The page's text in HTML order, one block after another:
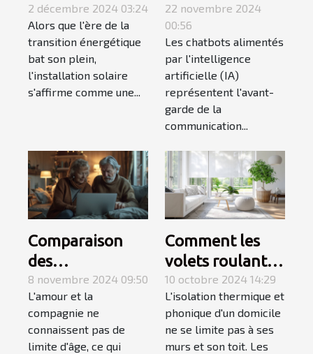
capacité d'une
installation
solaire selon vos
besoins
2 décembre 2024 03:24
Alors que l'ère de la
transition énergétique
bat son plein,
l'installation solaire
s'affirme comme une...
sur l'IA peuvent
révolutionner la
communication
numérique
22 novembre 2024
00:56
Les chatbots alimentés
par l'intelligence
artificielle (IA)
représentent l'avant-
garde de la
communication...
Comparaison
des
fonctionnalités
des plateformes
de rencontres
pour séniors
8 novembre 2024 09:50
L'amour et la
compagnie ne
connaissent pas de
limite d'âge, ce qui
Comment les
volets roulants
améliorent-ils
l'isolation de
votre domicile ?
10 octobre 2024 14:29
L'isolation thermique et
phonique d'un domicile
ne se limite pas à ses
murs et son toit. Les